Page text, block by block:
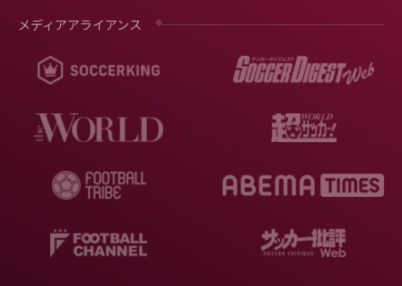
メディアアライアンス